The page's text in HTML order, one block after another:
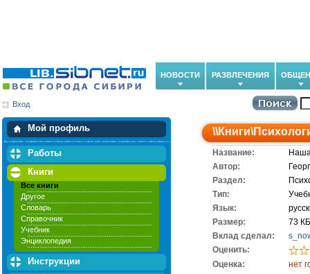
НОВОСТИ РАЗВЛЕЧЕНИЯ
Вход
Мой профиль
Мои закладки
Работы
Книги
Все книги
Другое
Словарь
Справочник
Учебник
Энциклопедия
Инструкции
\\Книги\
Название:
Автор:
Раздел:
Тип:
Язык:
Размер:
73 КБ
Вклад сделал:
Оценить:
Оценка:
нет